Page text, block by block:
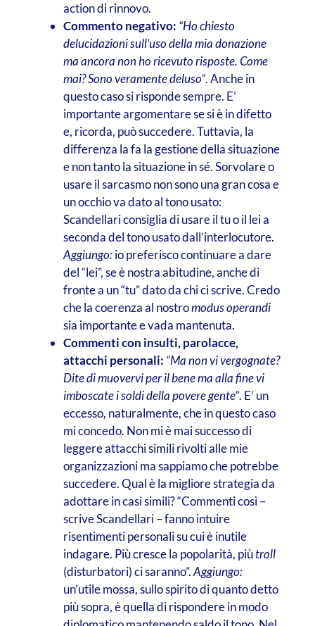
action di rinnovo.
Commento negativo: “Ho chiesto
delucidazioni sull’uso della mia donazione
ma ancora non ho ricevuto risposte. Come
mai? Sono veramente deluso”. Anche in
questo caso si risponde sempre. E’
importante argomentare se si è in difetto
e, ricorda, può succedere. Tuttavia, la
differenza la fa la gestione della situazione
e non tanto la situazione in sé. Sorvolare o
usare il sarcasmo non sono una gran cosa e
un occhio va dato al tono usato:
Scandellari consiglia di usare il tu o il lei a
seconda del tono usato dall’interlocutore.
Aggiungo:io preferisco continuare a dare
del “lei”, se è nostra abitudine, anche di
fronte a un “tu” dato da chi ci scrive. Credo
che la coerenza al nostromodus operandi
sia importante e vada mantenuta.
Commenti con insulti, parolacce,
attacchi personali: “Ma non vi vergognate?
Dite di muovervi per il bene ma alla fine vi
imboscate i soldi della povere gente”. E’ un
eccesso, naturalmente, che in questo caso
mi concedo. Non mi è mai successo di
leggere attacchi simili rivolti alle mie
organizzazioni ma sappiamo che potrebbe
succedere. Qual è la migliore strategia da
adottare in casi simili? “Commenti così –
scrive Scandellari – fanno intuire
risentimenti personali su cui è inutile
indagare. Più cresce la popolarità, piùtroll
(disturbatori) ci saranno”.Aggiungo:
un’utile mossa, sullo spirito di quanto detto
più sopra, è quella di rispondere in modo